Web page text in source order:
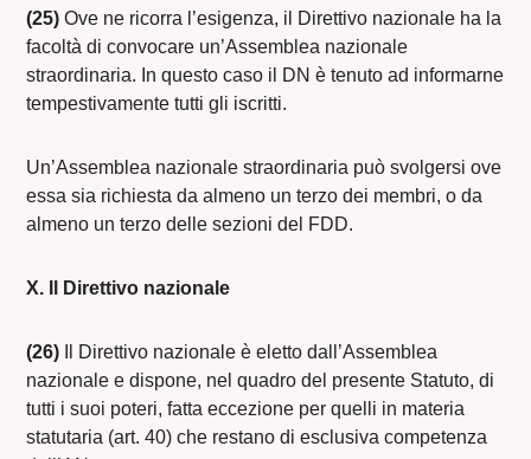
(25) Ove ne ricorra l’esigenza, il Direttivo nazionale ha la
facoltà di convocare un’Assemblea nazionale
straordinaria. In questo caso il DN è tenuto ad informarne
tempestivamente tutti gli iscritti.
Un’Assemblea nazionale straordinaria può svolgersi ove
essa sia richiesta da almeno un terzo dei membri, o da
almeno un terzo delle sezioni del FDD.
X. Il Direttivo nazionale
(26) Il Direttivo nazionale è eletto dall’Assemblea
nazionale e dispone, nel quadro del presente Statuto, di
tutti i suoi poteri, fatta eccezione per quelli in materia
statutaria (art. 40) che restano di esclusiva competenza